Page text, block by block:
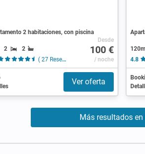
2 habitaciones, con piscina
2
2
( 27 Reseñas )
Desde
100 €
/ noche
Ver oferta
4.8
Más resultados en